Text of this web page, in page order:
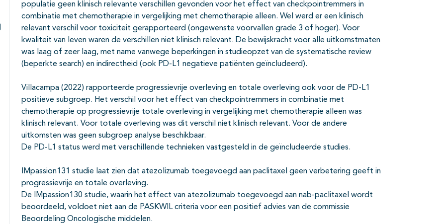
Subpagina's open- en dichtklappen
populatie geen klinisch relevante verschillen gevonden voor het effect van checkpointremmers in
combinatie met chemotherapie in vergelijking met chemotherapie alleen. Wel werd er een klinisch
relevant verschil voor toxiciteit gerapporteerd (ongewenste voorvallen grade 3 of hoger). Voor
kwaliteit van leven waren de verschillen niet klinisch relevant. De bewijskracht voor alle uitkomstmaten
was laag of zeer laag, met name vanwege beperkingen in studieopzet van de systematische review
(beperkte search) en indirectheid (ook PD-L1 negatieve patiënten geïncludeerd).
Villacampa (2022) rapporteerde progressievrije overleving en totale overleving ook voor de PD-L1
positieve subgroep. Het verschil voor het effect van checkpointremmers in combinatie met
chemotherapie op progressievrije totale overleving in vergelijking met chemotherapie alleen was
klinisch relevant. Voor totale overleving was dit verschil niet klinisch relevant. Voor de andere
uitkomsten was geen subgroep analyse beschikbaar.
De PD-L1 status werd met verschillende technieken vastgesteld in de geïncludeerde studies.
IMpassion131 studie laat zien dat atezolizumab toegevoegd aan paclitaxel geen verbetering geeft in
progressievrije en totale overleving.
De IMpassion130 studie, waarin het effect van atezolizumab toegevoegd aan nab-paclitaxel wordt
beoordeeld, voldoet niet aan de PASKWIL criteria voor een positief advies van de commissie
Beoordeling Oncologische middelen.